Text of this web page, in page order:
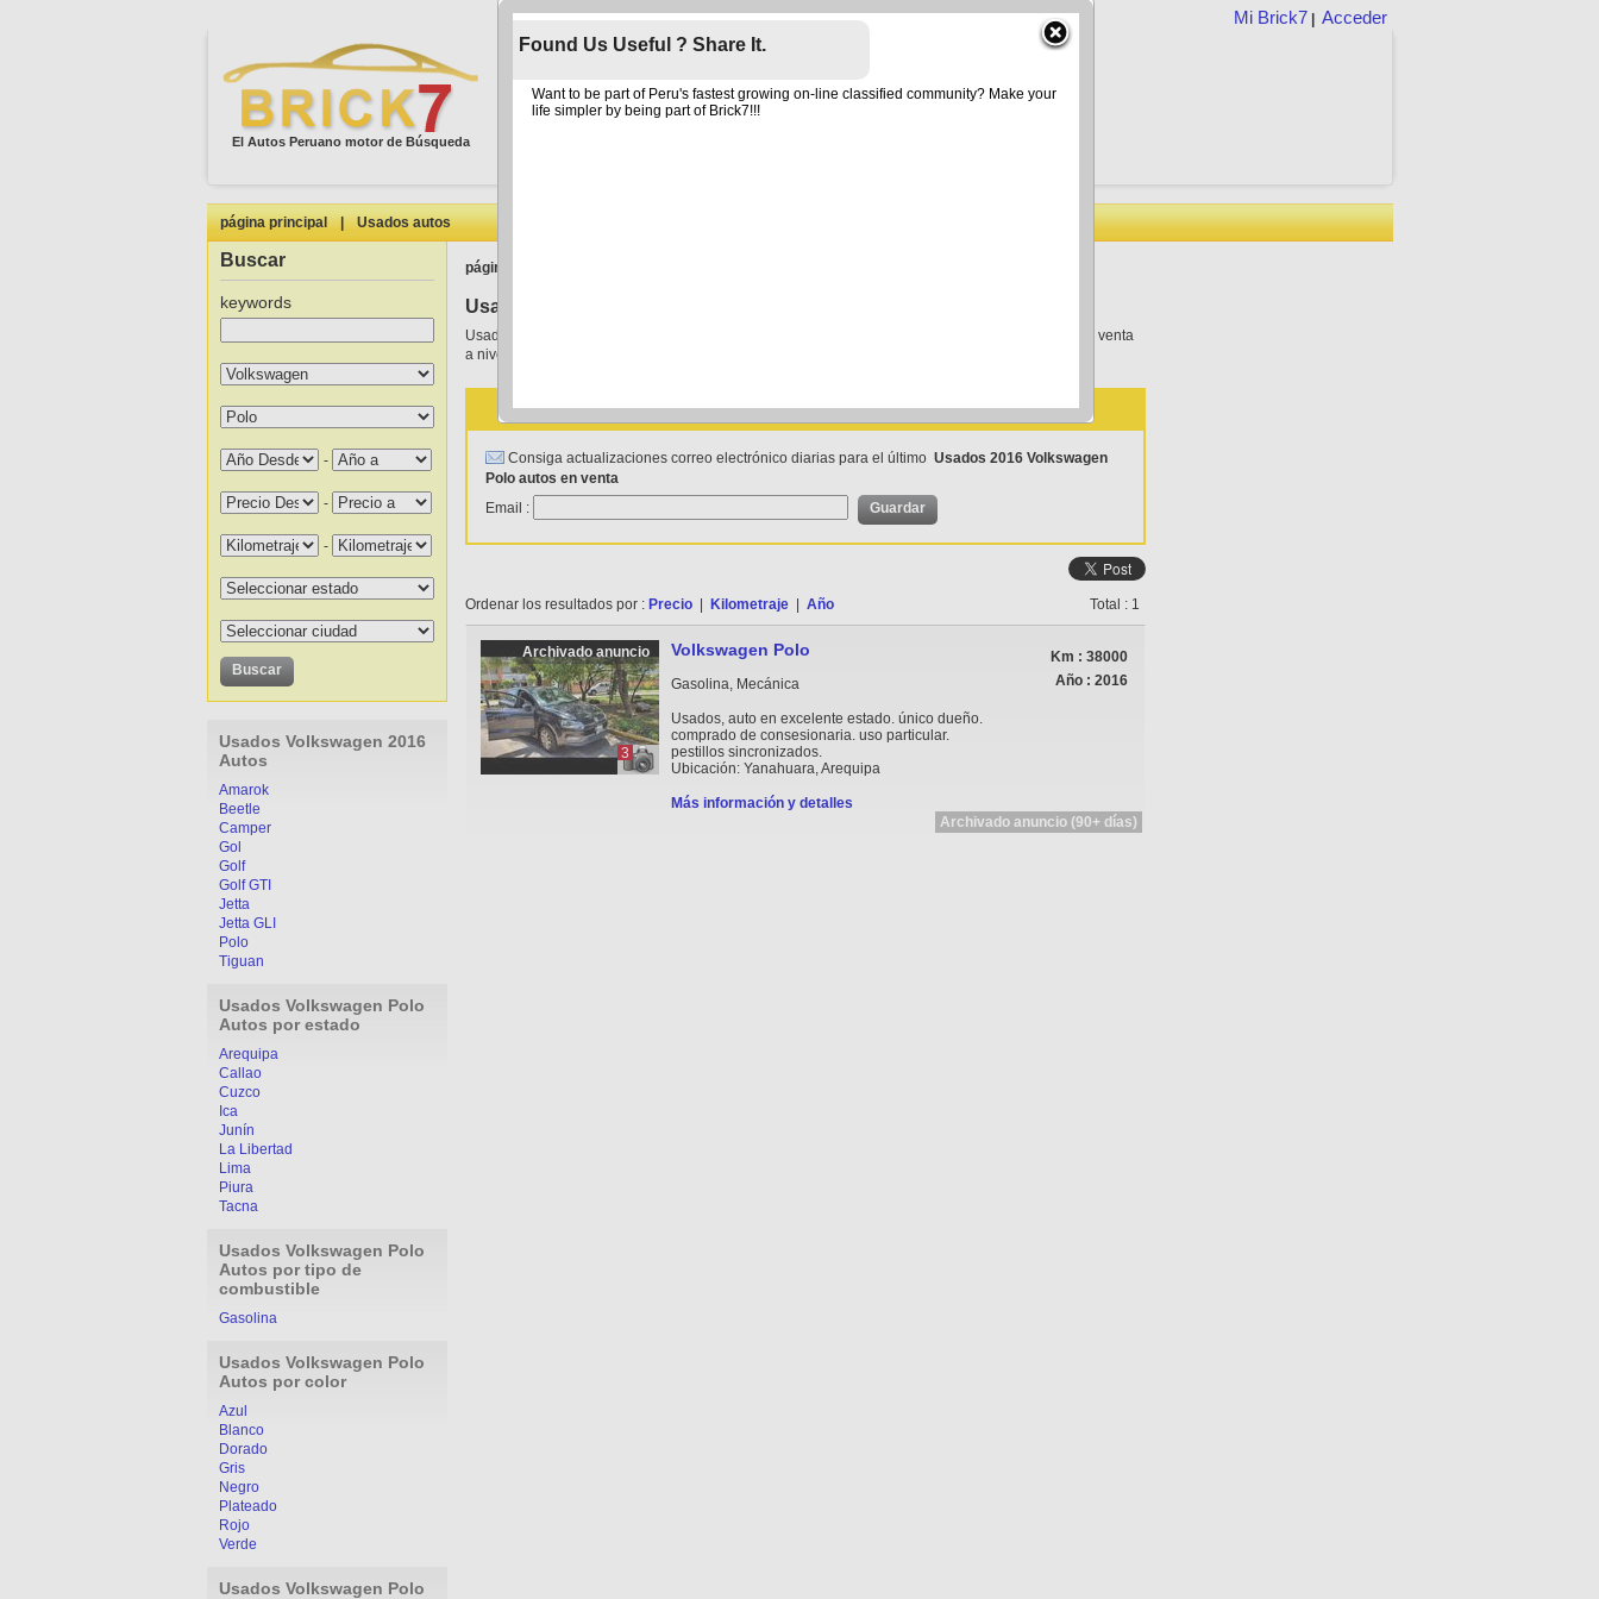
Mi Brick7 Acceder
El Autos Peruano motor de Búsqueda
página principal | Usados autos
Buscar
keywords
-
-
-
Usados Volkswagen 2016
Autos
Amarok
Beetle
Camper
Gol
Golf
Golf GTI
Jetta
Jetta GLI
Polo
Tiguan
Usados Volkswagen Polo
Autos por estado
Arequipa
Callao
Cuzco
Ica
Junín
La Libertad
Lima
Piura
Tacna
Usados Volkswagen Polo
Autos por tipo de
combustible
Gasolina
Usados Volkswagen Polo
Autos por color
Azul
Blanco
Dorado
Gris
Negro
Plateado
Rojo
Verde
Usados Volkswagen Polo
página principal
Usados 2016 Volkswagen Polo autos en venta
Usados 2016 Volkswagen Polo en venta. Encuentra usados autos de 2016 Volkswagen Polo en venta
a nivel local o en cualquier lugar dentro de Peru
Recibe actualizaciones diarias por e-mail
Consiga actualizaciones correo electrónico diarias para el último Usados 2016 Volkswagen
Polo autos en venta
Email :
Ordenar los resultados por : Precio| Kilometraje| Año Total : 1
Archivado anuncio
3
Volkswagen Polo
Gasolina, Mecánica
Usados, auto en excelente estado. único dueño.
comprado de consesionaria. uso particular.
pestillos sincronizados.
Ubicación: Yanahuara, Arequipa
Más información y detalles
Km : 38000
Año : 2016
Archivado anuncio (90+ días)
Found Us Useful ? Share It.
Want to be part of Peru's fastest growing on-line classified community? Make your
life simpler by being part of Brick7!!!